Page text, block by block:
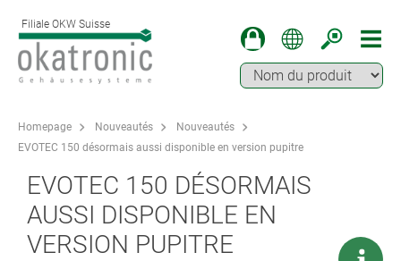
Filiale OKW Suisse
Homepage Nouveautés
Nouveautés
EVOTEC 150 désormais aussi disponible en version pupitre
EVOTEC 150 DÉSORMAIS
AUSSI DISPONIBLE EN
VERSION PUPITRE